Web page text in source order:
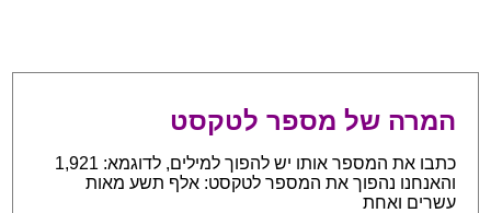
המרה של מספר לטקסט
כתבו את המספר אותו יש להפוך למילים, לדוגמא: 1,921
והאנחנו נהפוך את המספר לטקסט: אלף תשע מאות
עשרים ואחת